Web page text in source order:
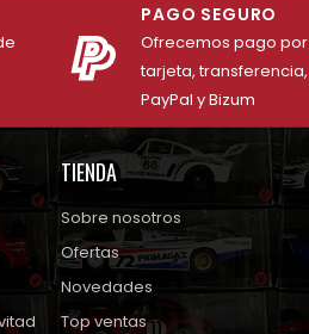
PAGO SEGURO
Ofrecemos pago por
tarjeta, transferencia,
PayPal y Bizum
TIENDA
Sobre nosotros
Ofertas
Novedades
Top ventas